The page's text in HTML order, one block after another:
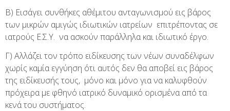
Β) Εισάγει συνθήκες αθέμιτου ανταγωνισμού εις βάρος
των μικρών αμιγώς ιδιωτικών ιατρείων επιτρέποντας σε
ιατρούς Ε.Σ.Υ. να ασκούν παράλληλα και ιδιωτικό έργο.
Γ) Αλλάζει τον τρόπο ειδίκευσης των νέων συναδέλφων
χωρίς καμία εγγύηση ότι αυτός δεν θα αποβεί εις βάρος
της ειδίκευσής τους, μόνο και μόνο για να καλυφθούν
πρόχειρα με φθηνό ιατρικό δυναμικό ορισμένα από τα
κενά του συστήματος.